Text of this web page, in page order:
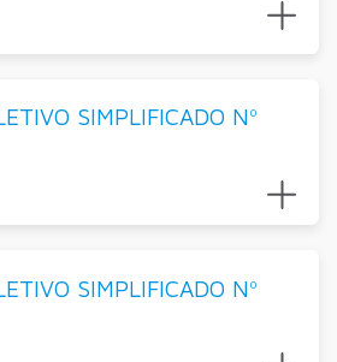
SIMPLIFICADO Nº
SIMPLIFICADO Nº